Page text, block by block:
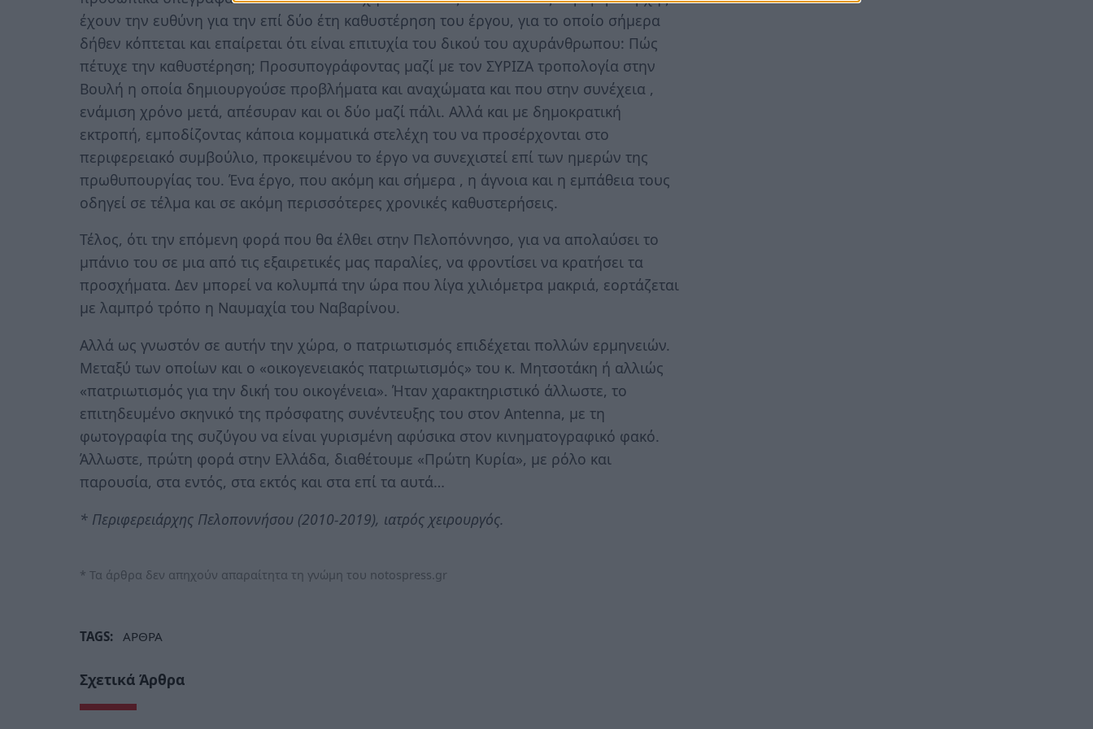
έχουν την ευθύνη για την επί δύο έτη καθυστέρηση του έργου, για το οποίο σήμερα
δήθεν κόπτεται και επαίρεται ότι είναι επιτυχία του δικού του αχυράνθρωπου: Πώς
πέτυχε την καθυστέρηση; Προσυπογράφοντας μαζί με τον ΣΥΡΙΖΑ τροπολογία στην
Βουλή η οποία δημιουργούσε προβλήματα και αναχώματα και που στην συνέχεια ,
ενάμιση χρόνο μετά, απέσυραν και οι δύο μαζί πάλι. Αλλά και με δημοκρατική
εκτροπή, εμποδίζοντας κάποια κομματικά στελέχη του να προσέρχονται στο
περιφερειακό συμβούλιο, προκειμένου το έργο να συνεχιστεί επί των ημερών της
πρωθυπουργίας του. Ένα έργο, που ακόμη και σήμερα , η άγνοια και η εμπάθεια τους
οδηγεί σε τέλμα και σε ακόμη περισσότερες χρονικές καθυστερήσεις.
Τέλος, ότι την επόμενη φορά που θα έλθει στην Πελοπόννησο, για να απολαύσει το
μπάνιο του σε μια από τις εξαιρετικές μας παραλίες, να φροντίσει να κρατήσει τα
προσχήματα. Δεν μπορεί να κολυμπά την ώρα που λίγα χιλιόμετρα μακριά, εορτάζεται
με λαμπρό τρόπο η Ναυμαχία του Ναβαρίνου.
Αλλά ως γνωστόν σε αυτήν την χώρα, ο πατριωτισμός επιδέχεται πολλών ερμηνειών.
Μεταξύ των οποίων και ο «οικογενειακός πατριωτισμός» του κ. Μητσοτάκη ή αλλιώς
«πατριωτισμός για την δική του οικογένεια». Ήταν χαρακτηριστικό άλλωστε, το
επιτηδευμένο σκηνικό της πρόσφατης συνέντευξης του στον Antenna, με τη
φωτογραφία της συζύγου να είναι γυρισμένη αφύσικα στον κινηματογραφικό φακό.
Άλλωστε, πρώτη φορά στην Ελλάδα, διαθέτουμε «Πρώτη Κυρία», με ρόλο και
παρουσία, στα εντός, στα εκτός και στα επί τα αυτά…
* Περιφερειάρχης Πελοποννήσου (2010-2019), ιατρός χειρουργός.
* Τα άρθρα δεν απηχούν απαραίτητα τη γνώμη του notospress.gr
TAGS: ΑΡΘΡΑ
Σχετικά Άρθρα